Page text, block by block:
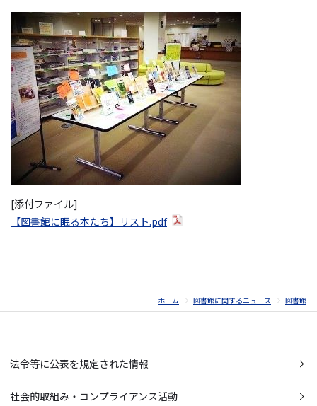
[添付ファイル]
【図書館に眠る本たち】リスト.pdf
ホーム 図書館に関するニュース 図書館
法令等に公表を規定された情報
社会的取組み・コンプライアンス活動